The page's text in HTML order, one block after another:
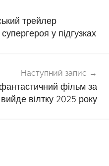
трейлер
у підгузках
Наступний запис
фільм за
вілтку 2025 року